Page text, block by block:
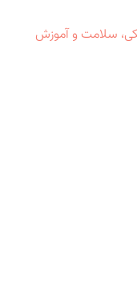
سلامت و آموزش